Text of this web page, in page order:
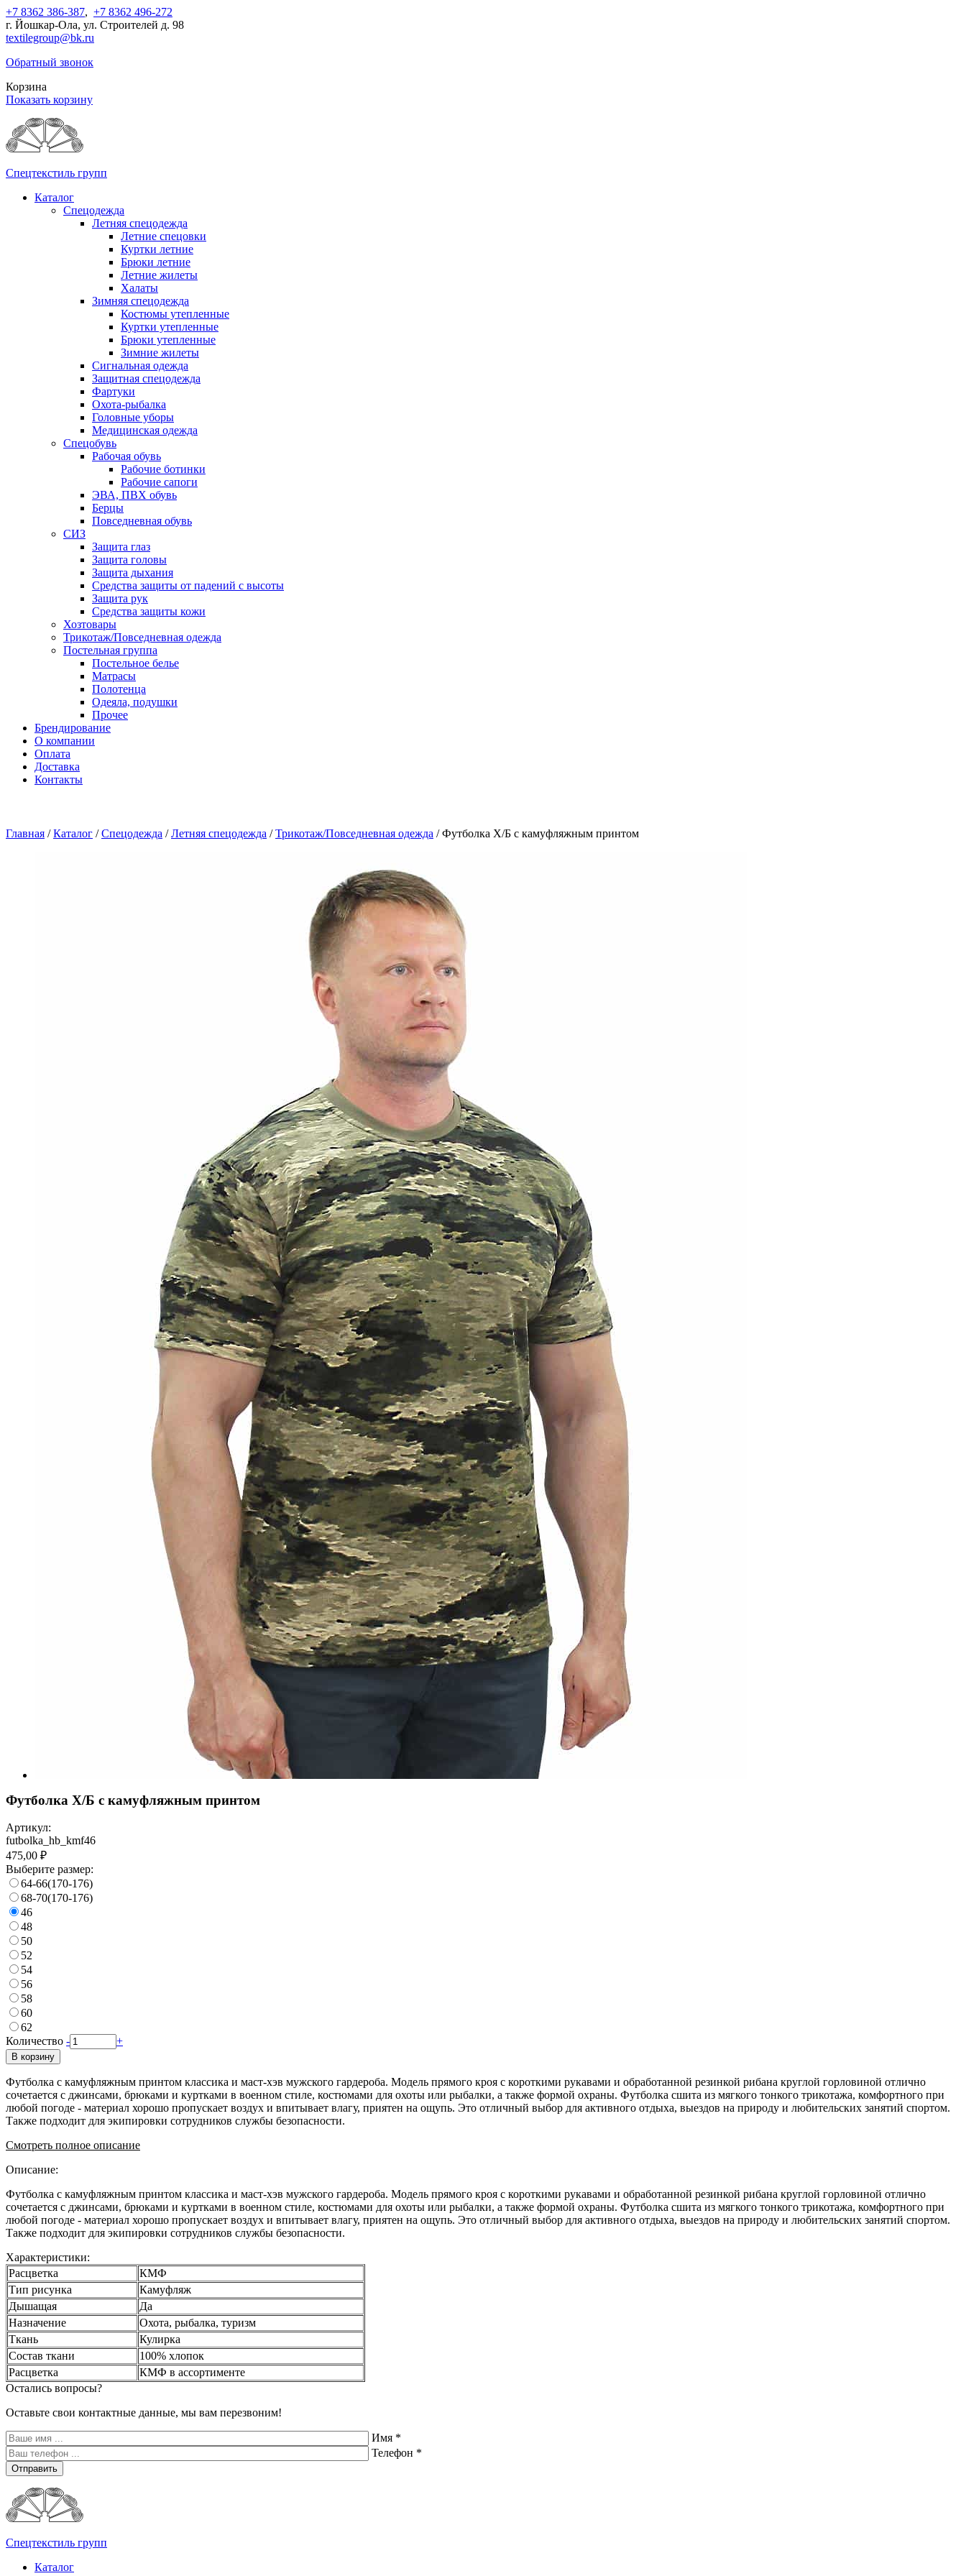
+7 8362 386-387, +7 8362 496-272
г. Йошкар-Ола, ул. Строителей д. 98
textilegroup@bk.ru
Обратный звонок
Корзина
Показать корзину
Спецтекстиль групп
Каталог
Спецодежда
Летняя спецодежда
Летние спецовки
Куртки летние
Брюки летние
Летние жилеты
Халаты
Зимняя спецодежда
Костюмы утепленные
Куртки утепленные
Брюки утепленные
Зимние жилеты
Сигнальная одежда
Защитная спецодежда
Фартуки
Охота-рыбалка
Головные уборы
Медицинская одежда
Спецобувь
Рабочая обувь
Рабочие ботинки
Рабочие сапоги
ЭВА, ПВХ обувь
Берцы
Повседневная обувь
СИЗ
Защита глаз
Защита головы
Защита дыхания
Средства защиты от падений с высоты
Защита рук
Средства защиты кожи
Хозтовары
Трикотаж/Повседневная одежда
Постельная группа
Постельное белье
Матрасы
Полотенца
Одеяла, подушки
Прочее
Брендирование
О компании
Оплата
Доставка
Контакты
Главная / Каталог / Спецодежда / Летняя спецодежда / Трикотаж/Повседневная одежда / Футболка Х/Б с камуфляжным принтом
Футболка Х/Б с камуфляжным принтом
Артикул:
futbolka_hb_kmf46
475,00 ₽
Выберите размер:
64-66(170-176)
68-70(170-176)
46
48
50
52
54
56
58
60
62
Количество - +
В корзину
Футболка с камуфляжным принтом классика и маст-хэв мужского гардероба. Модель прямого кроя с короткими рукавами и обработанной резинкой рибана круглой горловиной отлично
сочетается с джинсами, брюками и куртками в военном стиле, костюмами для охоты или рыбалки, а также формой охраны. Футболка сшита из мягкого тонкого трикотажа, комфортного при
любой погоде - материал хорошо пропускает воздух и впитывает влагу, приятен на ощупь. Это отличный выбор для активного отдыха, выездов на природу и любительских занятий спортом.
Также подходит для экипировки сотрудников службы безопасности.
Смотреть полное описание
Описание:
Футболка с камуфляжным принтом классика и маст-хэв мужского гардероба. Модель прямого кроя с короткими рукавами и обработанной резинкой рибана круглой горловиной отлично
сочетается с джинсами, брюками и куртками в военном стиле, костюмами для охоты или рыбалки, а также формой охраны. Футболка сшита из мягкого тонкого трикотажа, комфортного при
любой погоде - материал хорошо пропускает воздух и впитывает влагу, приятен на ощупь. Это отличный выбор для активного отдыха, выездов на природу и любительских занятий спортом.
Также подходит для экипировки сотрудников службы безопасности.
Характеристики:
Расцветка
КМФ
Тип рисунка
Камуфляж
Дышащая
Да
Назначение
Охота, рыбалка, туризм
Ткань
Кулирка
Состав ткани
100% хлопок
Расцветка
КМФ в ассортименте
Остались вопросы?
Оставьте свои контактные данные, мы вам перезвоним!
Имя *
Телефон *
Отправить
Спецтекстиль групп
Каталог